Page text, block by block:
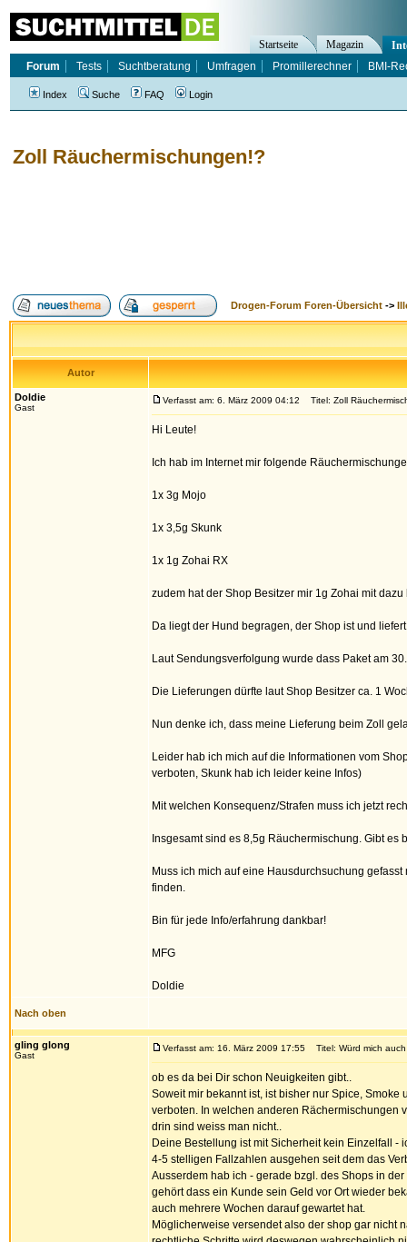
Zoll Räuchermischungen!?
Drogen-Forum Foren-Übersicht ->
Autor
Doldie
Gast
Verfasst am: 6. März 2009 04:12 Titel: Zoll
Hi Leute!
Ich hab im Internet mir folgende
1x 3g Mojo
1x 3,5g Skunk
1x 1g Zohai RX
zudem hat der Shop Besitzer mir 1g Zohai mit
Da liegt der Hund begragen, der Shop ist und
Laut Sendungsverfolgung wurde dass Paket am
Die Lieferungen dürfte laut Shop Besitzer ca. 1
Nun denke ich, dass meine Lieferung beim Zoll
Leider hab ich mich auf die Informationen vom
verboten, Skunk hab ich leider keine Infos)
Mit welchen Konsequenz/Strafen muss ich jetzt
Insgesamt sind es 8,5g Räuchermischung. Gibt
Muss ich mich auf eine Hausdurchsuchung
finden.
Bin für jede Info/erfahrung dankbar!
MFG
Doldie
Nach oben
gling glong
Gast
Verfasst am: 16. März 2009 17:55 Titel: Würd mich
ob es da bei Dir schon Neuigkeiten gibt..
Soweit mir bekannt ist, ist bisher nur Spice, Smoke
verboten. In welchen anderen Rächermischungen
drin sind weiss man nicht..
Deine Bestellung ist mit Sicherheit kein Einzelfall -
4-5 stelligen Fallzahlen ausgehen seit dem das
Ausserdem hab ich - gerade bzgl. des Shops in
gehört dass ein Kunde sein Geld vor Ort wieder
auch mehrere Wochen darauf gewartet hat.
Möglicherweise versendet also der shop gar nicht
Startseite Magazin
Forum
Tests Suchtberatung Umfragen Promillerechner BMI-
Index Suche FAQ Login